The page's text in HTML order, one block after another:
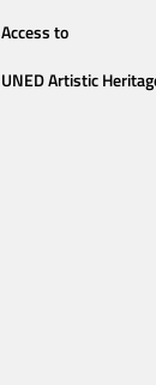
Access to
UNED Artistic